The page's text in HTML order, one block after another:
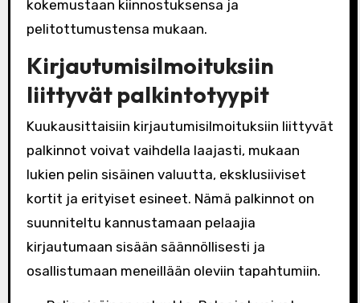
kokemustaan kiinnostuksensa ja
pelitottumustensa mukaan.
Kirjautumisilmoituksiin
liittyvät palkintotyypit
Kuukausittaisiin kirjautumisilmoituksiin liittyvät
palkinnot voivat vaihdella laajasti, mukaan
lukien pelin sisäinen valuutta, eksklusiiviset
kortit ja erityiset esineet. Nämä palkinnot on
suunniteltu kannustamaan pelaajia
kirjautumaan sisään säännöllisesti ja
osallistumaan meneillään oleviin tapahtumiin.